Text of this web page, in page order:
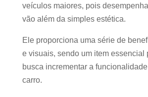
veículos maiores, pois
vão além da simples estética.
Ele proporciona uma série de
e visuais, sendo um item essencial
busca incrementar a
carro.